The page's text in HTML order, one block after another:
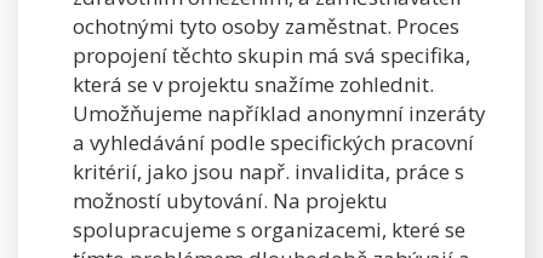
ochotnými tyto osoby zaměstnat. Proces
propojení těchto skupin má svá specifika,
která se v projektu snažíme zohlednit.
Umožňujeme například anonymní inzeráty
a vyhledávání podle specifických pracovní
kritérií, jako jsou např. invalidita, práce s
možností ubytování. Na projektu
spolupracujeme s organizacemi, které se